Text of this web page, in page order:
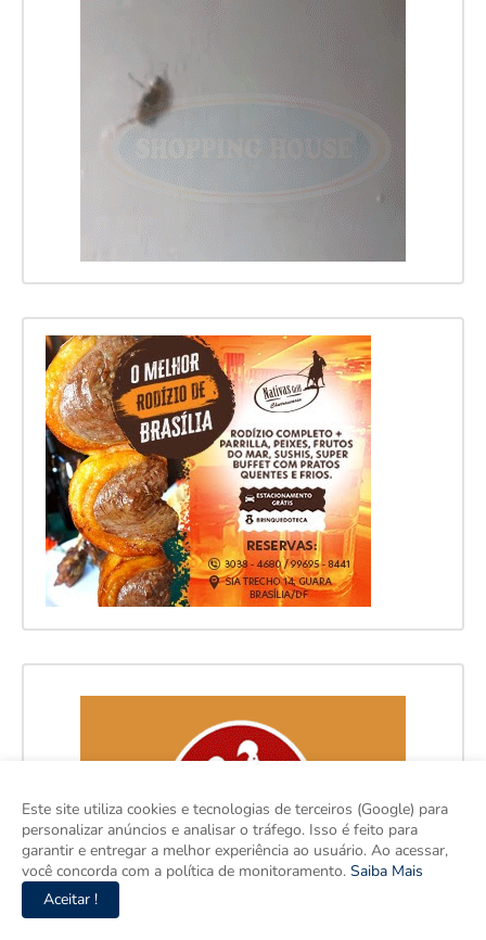
Este site utiliza cookies e tecnologias de terceiros (Google) para
personalizar anúncios e analisar o tráfego. Isso é feito para
garantir e entregar a melhor experiência ao usuário. Ao acessar,
você concorda com a política de monitoramento. Saiba Mais
Aceitar !